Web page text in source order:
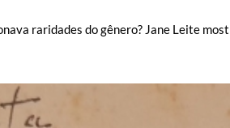
raridades do gênero? Jane Leite